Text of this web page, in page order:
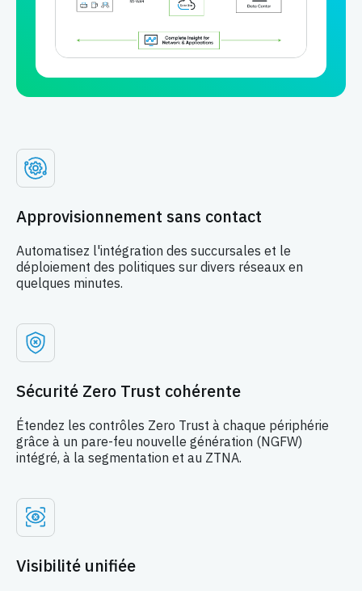
Approvisionnement sans contact
Automatisez l'intégration des succursales et le
déploiement des politiques sur divers réseaux en
quelques minutes.
Sécurité Zero Trust cohérente
Étendez les contrôles Zero Trust à chaque périphérie
grâce à un pare-feu nouvelle génération (NGFW)
intégré, à la segmentation et au ZTNA.
Visibilité unifiée